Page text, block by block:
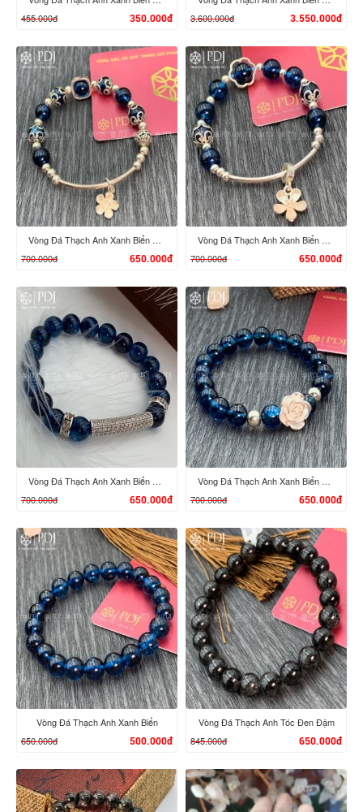
XEM CHI TIẾT
455.000đ
350.000đ
XEM CHI TIẾT
3.600.000đ
3.550.000đ
XEM CHI TIẾT
Vòng Đá Thạch Anh Xanh Biển 8 Ly Chi Tiết Hoa Bạc
700.000đ
650.000đ
XEM CHI TIẾT
Vòng Đá Thạch Anh Xanh Biển 8 Ly Chi Tiết Bạc Hoa
700.000đ
650.000đ
XEM CHI TIẾT
Vòng Đá Thạch Anh Xanh Biển 8 Ly Charm Trụ Đá Bạc
700.000đ
650.000đ
XEM CHI TIẾT
Vòng Đá Thạch Anh Xanh Biển 8 Ly Charm Hoa Hồng Bạc
700.000đ
650.000đ
Vòng Đá Thạch Anh Xanh Biển
650.000đ
500.000đ
Vòng Đá Thạch Anh Tóc Đen Đậm
845.000đ
650.000đ